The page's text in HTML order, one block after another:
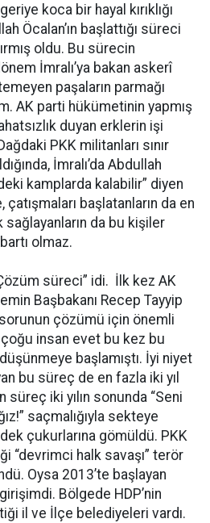
koca bir hayal kırıklığı
Öcalan’ın başlattığı süreci
oldu. Bu sürecin
İmralı’ya bakan askerî
paşaların parmağı
AK parti hükümetinin yapmış
duyan erklerin işi
PKK militanları sınır
İmralı’da Abdullah
kamplarda kalabilir” diyen
başlatanların da en
sağlayanların da bu kişiler
olmaz.
süreci” idi. İlk kez AK
Başbakanı Recep Tayyip
çözümü için önemli
insan evet bu kez bu
başlamıştı. İyi niyet
bu süreç de en fazla iki yıl
iki yılın sonunda “Seni
saçmalığıyla sekteye
çukurlarına gömüldü. PKK
“devrimci halk savaşı” terör
Oysa 2013’te başlayan
Bölgede HDP’nin
il ve İlçe belediyeleri vardı.